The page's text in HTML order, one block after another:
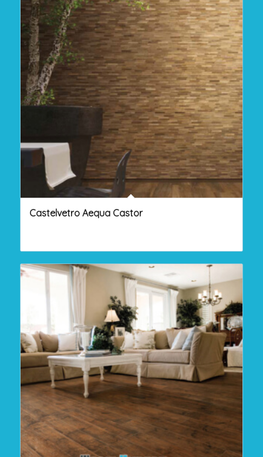
Castelvetro Aequa Castor